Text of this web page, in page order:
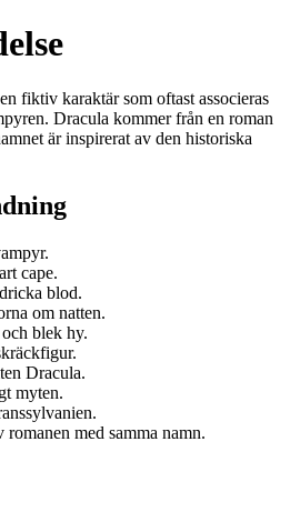
fiktiv karaktär som oftast associeras
Dracula kommer från en roman
är inspirerat av den historiska
cape.
blod.
om natten.
blek hy.
Dracula.
myten.
med samma namn.